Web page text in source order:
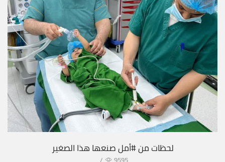
لحظات من #أمل صنعها هذا الصغير